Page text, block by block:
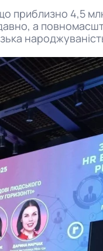
приблизно 4,5
а